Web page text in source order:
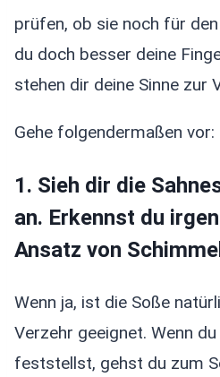
prüfen, ob sie noch für
du doch besser deine
stehen dir deine Sinne zur
Gehe folgendermaßen vor:
1. Sieh dir die
an. Erkennst du
Ansatz von
Wenn ja, ist die Soße
Verzehr geeignet. Wenn
feststellst, gehst du zum